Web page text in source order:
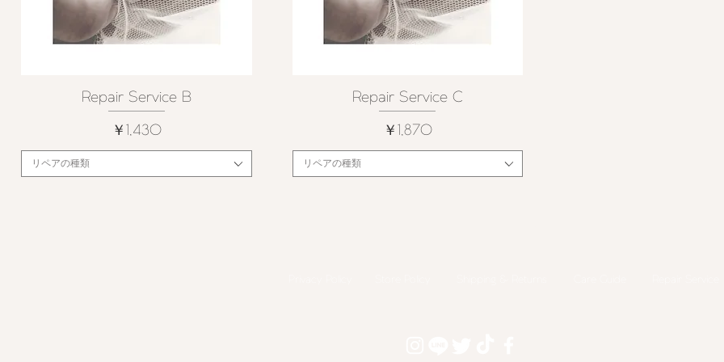
クイックビュー
Repair Service B
価格
￥1,430
リペアの種類
クイックビュー
Repair Service C
価格
￥1,870
リペアの種類